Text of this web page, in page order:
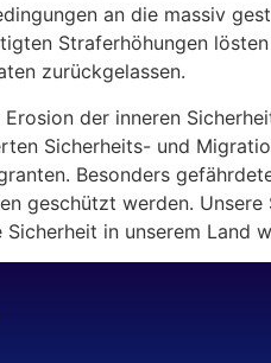
an die massiv
Straferhöhungen
zurückgelassen.
der inneren
Sicherheits- und
Besonders
geschützt werden. Unsere
in unserem Land